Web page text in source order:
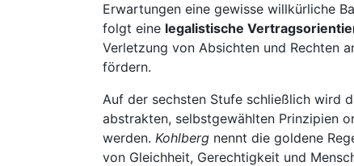
Erwartungen eine gewisse willkürliche
folgt eine legalistische
Verletzung von Absichten und Rechten
fördern.
Auf der sechsten Stufe schließlich wird
abstrakten, selbstgewählten Prinzipien
werden. Kohlberg nennt die goldene
von Gleichheit, Gerechtigkeit und